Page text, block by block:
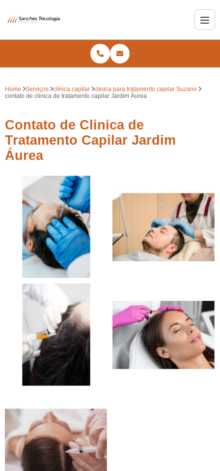
Home Serviços clínica capilar
clinica para tratamento capilar Suzano
contato de clinica de tratamento capilar Jardim Áurea
Contato de Clinica de
Tratamento Capilar Jardim
Áurea